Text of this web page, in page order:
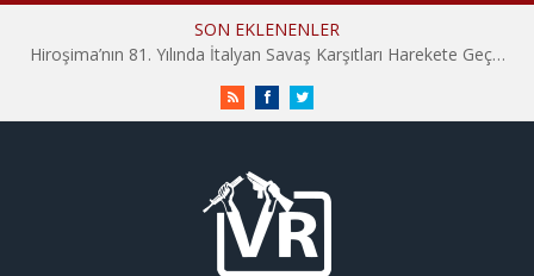
SON EKLENENLER
Hiroşima’nın 81. Yılında İtalyan Savaş Karşıtları Harekete Geçti: “Hatırlamak yeterli değil”
RSS FacebookTwitter